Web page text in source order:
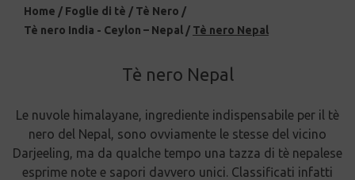
Home / Foglie di tè / Tè Nero /
Tè nero India - Ceylon – Nepal / Tè nero Nepal
Tè nero Nepal
Le nuvole himalayane, ingrediente indispensabile per il tè
nero del Nepal, sono ovviamente le stesse del vicino
Darjeeling, ma da qualche tempo una tazza di tè nepalese
esprime note e sapori davvero unici. Classificati infatti